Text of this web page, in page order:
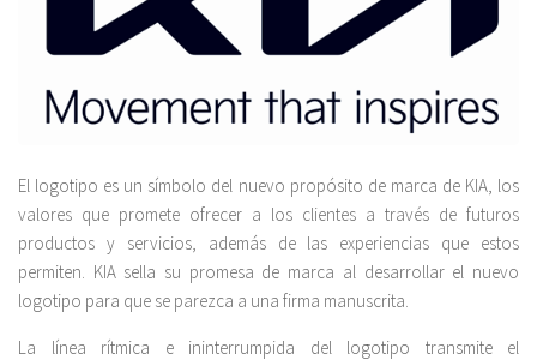
El logotipo es un símbolo del nuevo propósito de marca de KIA, los
valores que promete ofrecer a los clientes a través de futuros
productos y servicios, además de las experiencias que estos
permiten. KIA sella su promesa de marca al desarrollar el nuevo
logotipo para que se parezca a una firma manuscrita.
La línea rítmica e ininterrumpida del logotipo transmite el